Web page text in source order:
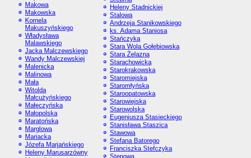
Makowa
Makowska
Kornela
Makuszyńskiego
Władysława
Malawskiego
Jacka Malczewskiego
Wandy Malczewskiej
Malenicka
Malinowa
Mała
Witolda
Małcużyńskiego
Małęczyńska
Małopolska
Maratońska
Marglowa
Mariacka
Józefa Marjańskiego
Heleny Marusarzówny
Heleny Stadnickiej
Stalowa
Andrzeja Stanikowskiego
ks. Adama Staniosa
Stańczyka
Stara Wola Gołębiowska
Stara Żelazna
Starachowicka
Starokrakowska
Staromiejska
Staromłyńska
Staroopatowska
Starowiejska
Starowolska
Eugeniusza Stasieckiego
Stanisława Staszica
Stawowa
Stefana Batorego
Franciszka Stefczyka
Stepowa